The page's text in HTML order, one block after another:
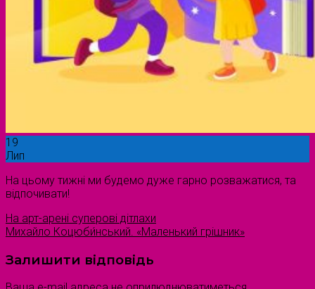
19
Лип
На цьому тижні ми будемо дуже гарно розважатися, та
відпочивати!
На арт-арені суперові дітлахи
Михайло Коцюби́нський. «Маленький грiшник»
Залишити відповідь